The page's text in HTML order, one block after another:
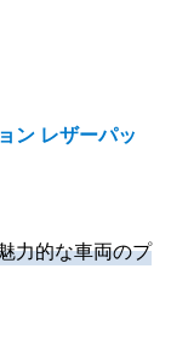
ン レザーパッ
力的な車両のプ